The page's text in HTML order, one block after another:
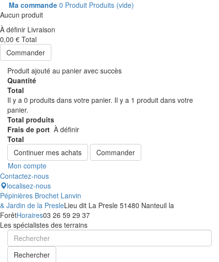
Ma commande 0 Produit Produits (vide)
Aucun produit
À définir Livraison
0,00 € Total
Commander
Produit ajouté au panier avec succès
Quantité
Total
Il y a 0 produits dans votre panier. Il y a 1 produit dans votre
panier.
Total produits
Frais de port À définir
Total
Continuer mes achats
Commander
Mon compte
Contactez-nous
localisez-nous
Pépinières Brochet Lanvin
& Jardin de la PresleLieu dit La Presle 51480 Nanteuil la
ForêtHoraires03 26 59 29 37
Les spécialistes des terrains
Rechercher